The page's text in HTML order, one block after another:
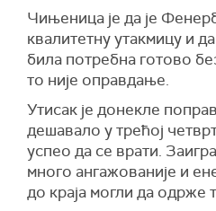
Чињеница је да је
квалитетну утакмицу и
била потребна готово
то није оправдање.
Утисак је донекле
дешавало у трећој
успео да се врати.
много ангажованије и
до краја могли да одрже